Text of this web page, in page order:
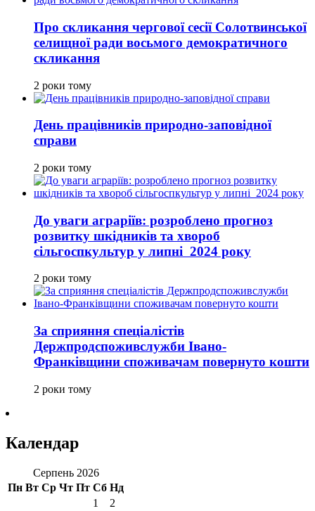
Про скликання чергової сесії Солотвинської
селищної ради восьмого демократичного
скликання
2 роки тому
День працівників природно-заповідної
справи
2 роки тому
До уваги аграріїв: розроблено прогноз
розвитку шкідників та хвороб
сільгоспкультур у липні 2024 року
2 роки тому
За сприяння спеціалістів
Держпродспоживслужби Івано-
Франківщини споживачам повернуто кошти
2 роки тому
Календар
Серпень 2026
Пн Вт Ср Чт Пт Сб Нд
1
2